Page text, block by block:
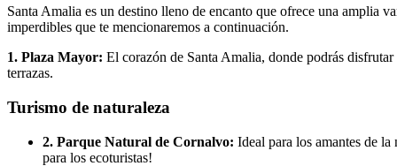
Santa Amalia es un destino lleno de encanto que ofrece una amplia
imperdibles que te mencionaremos a continuación.
1. Plaza Mayor: El corazón de Santa Amalia, donde podrás
terrazas.
Turismo de naturaleza
2. Parque Natural de Cornalvo: Ideal para los amantes de
para los ecoturistas!